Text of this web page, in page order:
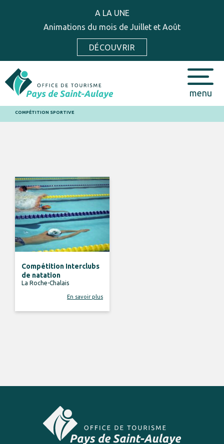
A LA UNE
Animations du mois de Juillet et Août
DÉCOUVRIR
menu
COMPÉTITION SPORTIVE
Compétition Interclubs
de natation
La Roche-Chalais
En savoir plus